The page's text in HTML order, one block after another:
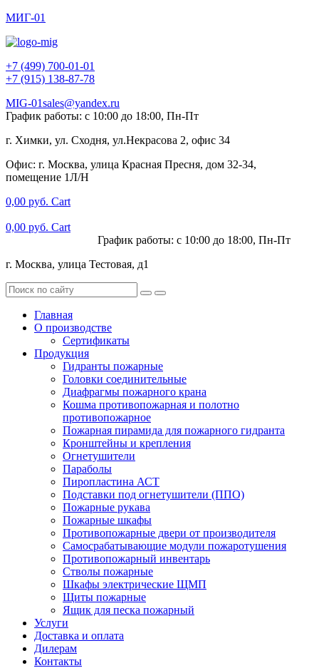
МИГ-01
+7 (499) 700-01-01
+7 (915) 138-87-78
MIG-01sales@yandex.ru
График работы: с 10:00 до 18:00, Пн-Пт
г. Химки, ул. Сходня, ул.Некрасова 2, офис 34
Офис: г. Москва, улица Красная Пресня, дом 32-34,
помещение 1Л/Н
0,00 руб. Cart
0,00 руб. Cart
График работы: с 10:00 до 18:00, Пн-Пт
г. Москва, улица Тестовая, д1
Главная
О производстве
Сертификаты
Продукция
Гидранты пожарные
Головки соединительные
Диафрагмы пожарного крана
Кошма противопожарная и полотно
противопожарное
Пожарная пирамида для пожарного гидранта
Кронштейны и крепления
Огнетушители
Параболы
Пиропластина АСТ
Подставки под огнетушители (ППО)
Пожарные рукава
Пожарные шкафы
Противопожарные двери от производителя
Самосрабатывающие модули пожаротушения
Противопожарный инвентарь
Стволы пожарные
Шкафы электрические ЩМП
Щиты пожарные
Ящик для песка пожарный
Услуги
Доставка и оплата
Дилерам
Контакты